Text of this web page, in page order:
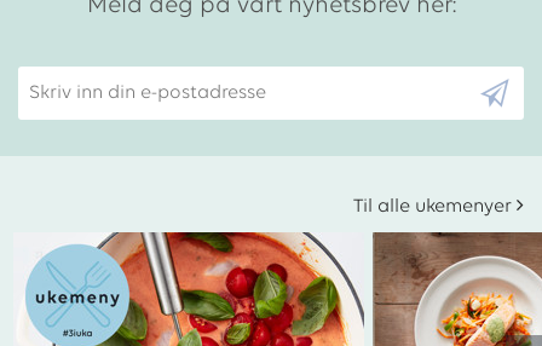
Meld deg på vårt nyhetsbrev her:
Til alle ukemenyer